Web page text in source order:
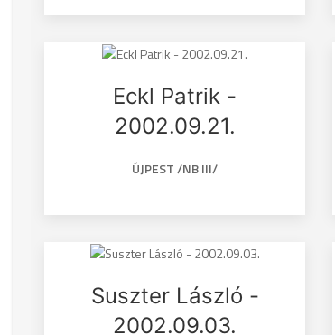
Eckl Patrik -
2002.09.21.
ÚJPEST /NB III/
Suszter László -
2002.09.03.